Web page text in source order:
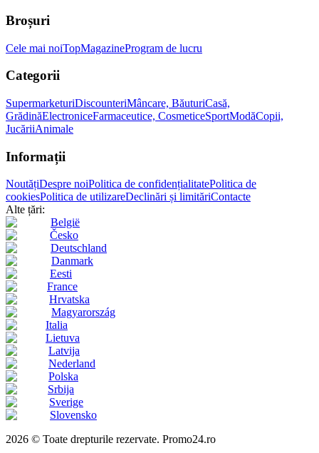
Broșuri
Cele mai noiTopMagazineProgram de lucru
Categorii
SupermarketuriDiscounteriMâncare, BăuturiCasă,
GrădinăElectroniceFarmaceutice, CosmeticeSportModăCopii,
JucăriiAnimale
Informații
NoutățiDespre noiPolitica de confidențialitatePolitica de
cookiesPolitica de utilizareDeclinări și limităriContacte
Alte țări:
België
Česko
Deutschland
Danmark
Eesti
France
Hrvatska
Magyarország
Italia
Lietuva
Latvija
Nederland
Polska
Srbija
Sverige
Slovensko
2026 © Toate drepturile rezervate. Promo24.ro